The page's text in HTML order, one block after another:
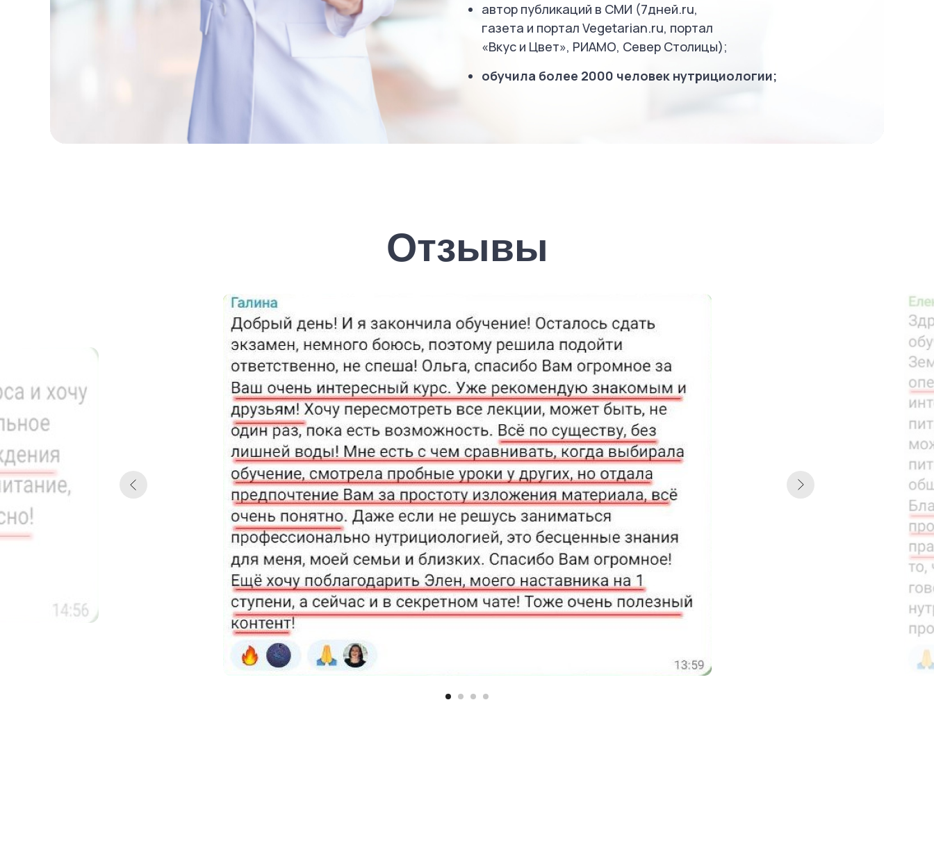
автор публикаций в СМИ (7дней.ru,
газета и портал Vegetarian.ru, портал
«Вкус и Цвет», РИАМО, Север Столицы);
обучила более 2000 человек нутрициологии;
Отзывы